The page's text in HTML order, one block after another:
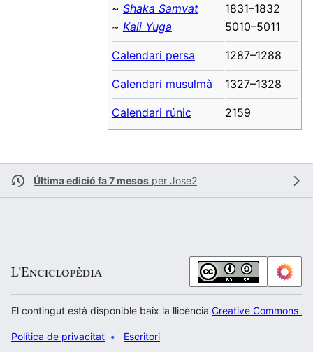
~ Shaka Samvat
~ Kali Yuga
1831–1832
5010–5011
Calendari persa 1287–1288
Calendari musulmà 1327–1328
Calendari rúnic 2159
Última edició fa 7 mesos per Jose2
El contingut està disponible baix la llicència Creative Commons
Política de privacitat Escritori